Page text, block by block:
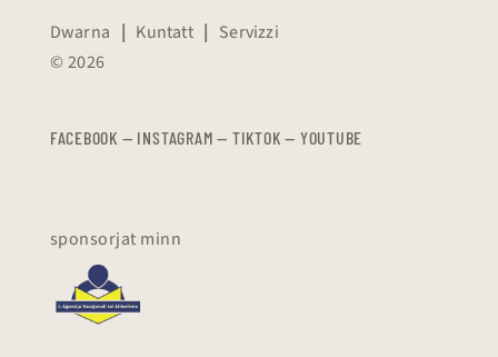
Dwarna | Kuntatt | Servizzi
© 2026
FACEBOOK — INSTAGRAM — TIKTOK — YOUTUBE
sponsorjat minn